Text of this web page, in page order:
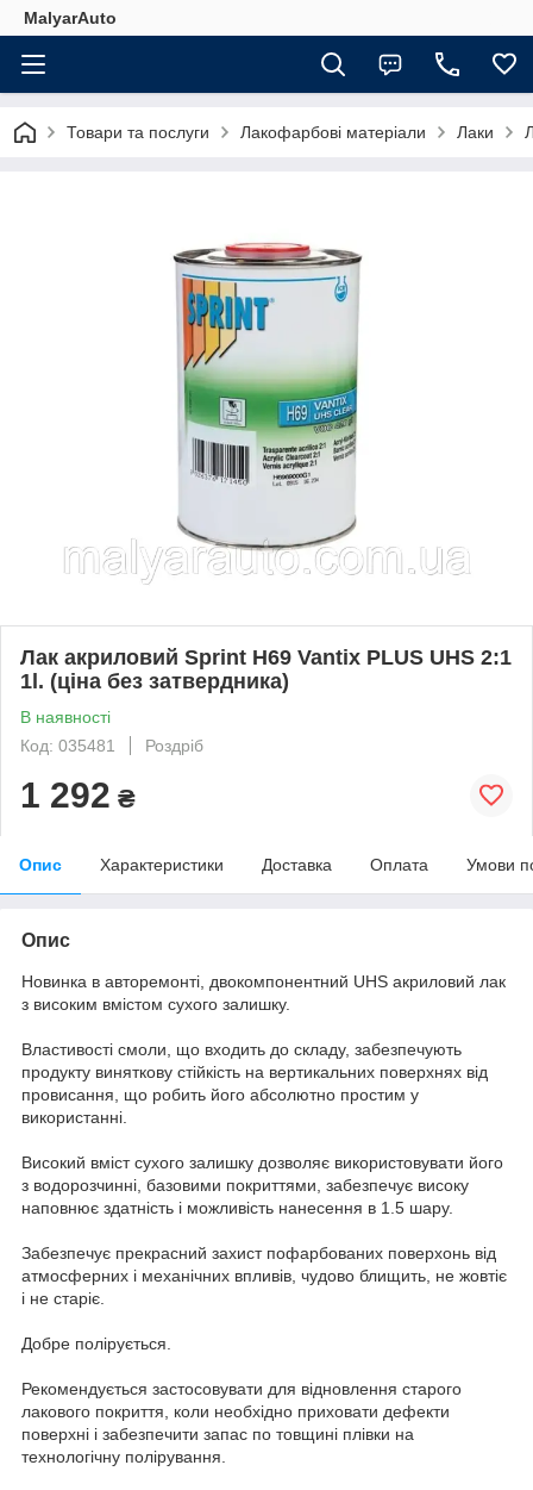
MalyarAuto
Товари та послуги Лакофарбові матеріали Лаки
Лак акриловий Sprint H69 Vantix PLUS UHS 2:1
1l. (ціна без затвердника)
В наявності
Код: 035481
Роздріб
1 292 ₴
Опис Характеристики Доставка Оплата Умови
Опис
Новинка в авторемонті, двокомпонентний UHS акриловий лак
з високим вмістом сухого залишку.
Властивості смоли, що входить до складу, забезпечують
продукту виняткову стійкість на вертикальних поверхнях від
провисання, що робить його абсолютно простим у
використанні.
Високий вміст сухого залишку дозволяє використовувати його
з водорозчинні, базовими покриттями, забезпечує високу
наповнює здатність і можливість нанесення в 1.5 шару.
Забезпечує прекрасний захист пофарбованих поверхонь від
атмосферних і механічних впливів, чудово блищить, не жовтіє
і не старіє.
Добре полірується.
Рекомендується застосовувати для відновлення старого
лакового покриття, коли необхідно приховати дефекти
поверхні і забезпечити запас по товщині плівки на
технологічну полірування.